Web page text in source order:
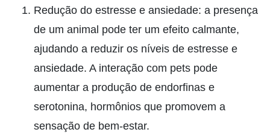
Redução do estresse e ansiedade: a presença
de um animal pode ter um efeito calmante,
ajudando a reduzir os níveis de estresse e
ansiedade. A interação com pets pode
aumentar a produção de endorfinas e
serotonina, hormônios que promovem a
sensação de bem-estar.